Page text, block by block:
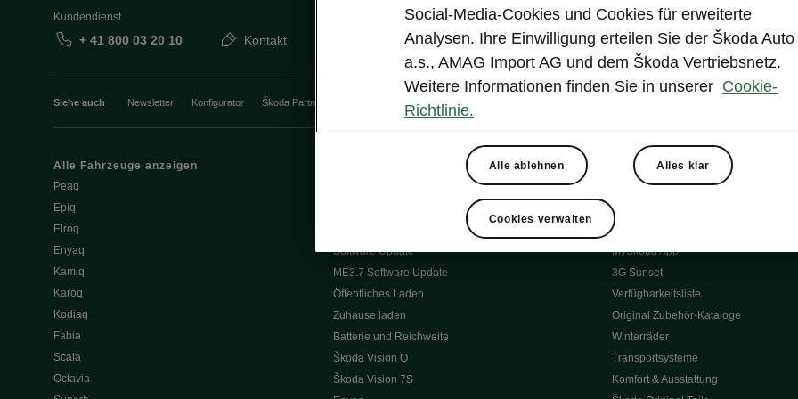
Kundendienst
+ 41 800 03 20 10 Kontakt
Siehe auch Newsletter Konfigurator Škoda Partner
Alle Fahrzeuge anzeigen
Peaq
Epiq
Elroq
Enyaq
Kamiq
Karoq
Kodiaq
Fabia
Scala
Octavia
E-Fahrzeug Service & Wartungen
Software Update
ME3.7 Software Update
Öffentliches Laden
Zuhause laden
Batterie und Reichweite
Škoda Vision O
Škoda Vision 7S
Konnektivität
Škoda Connect
Service Cam
Infotainment Apps
MyŠkoda App
3G Sunset
Verfügbarkeitsliste
Original Zubehör-Kataloge
Winterräder
Transportsysteme
Komfort & Ausstattung
Social-Media-Cookies und Cookies für erweiterte
Analysen. Ihre Einwilligung erteilen Sie der Škoda Auto
a.s., AMAG Import AG und dem Škoda Vertriebsnetz.
Weitere Informationen finden Sie in unserer Cookie-
Richtlinie.
Alle ablehnen Alles klar
Cookies verwalten